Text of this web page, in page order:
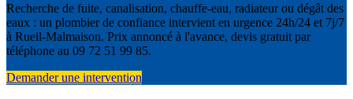
Recherche de fuite, canalisation, chauffe-eau, radiateur ou dégât des
eaux : un plombier de confiance intervient en urgence 24h/24 et 7j/7
à Rueil-Malmaison. Prix annoncé à l'avance, devis gratuit par
téléphone au 09 72 51 99 85.
Demander une intervention